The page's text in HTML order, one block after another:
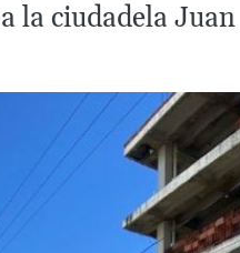
la ciudadela